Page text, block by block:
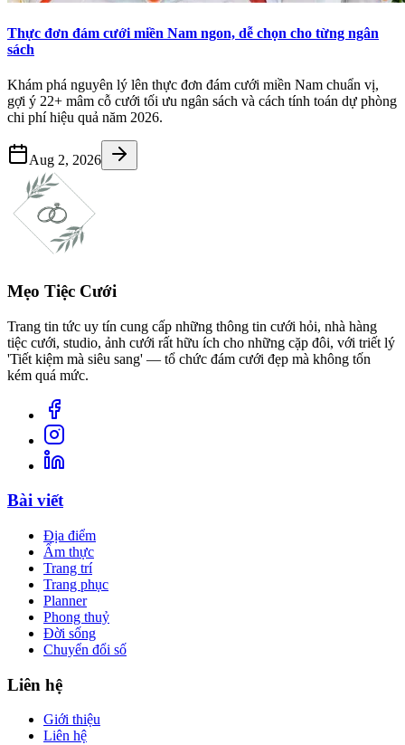
Thực đơn đám cưới miền Nam ngon, dễ chọn cho từng ngân
sách
Khám phá nguyên lý lên thực đơn đám cưới miền Nam chuẩn vị,
gợi ý 22+ mâm cỗ cưới tối ưu ngân sách và cách tính toán dự phòng
chi phí hiệu quả năm 2026.
Aug 2, 2026
Mẹo Tiệc Cưới
Trang tin tức uy tín cung cấp những thông tin cưới hỏi, nhà hàng
tiệc cưới, studio, ảnh cưới rất hữu ích cho những cặp đôi, với triết lý
'Tiết kiệm mà siêu sang' — tổ chức đám cưới đẹp mà không tốn
kém quá mức.
Bài viết
Địa điểm
Ẩm thực
Trang trí
Trang phục
Planner
Phong thuỷ
Đời sống
Chuyển đổi số
Liên hệ
Giới thiệu
Liên hệ